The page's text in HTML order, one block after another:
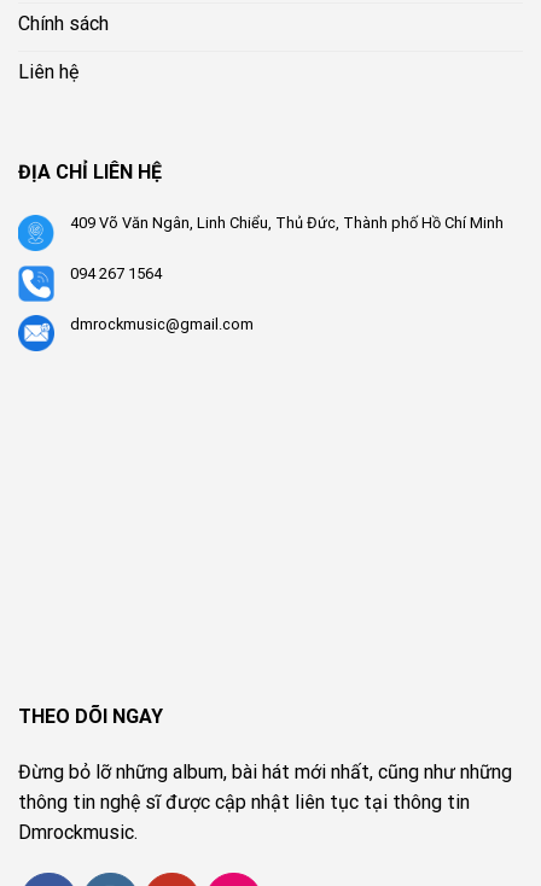
Chính sách
Liên hệ
ĐỊA CHỈ LIÊN HỆ
409 Võ Văn Ngân, Linh Chiểu, Thủ Đức, Thành phố Hồ Chí Minh
094 267 1564
dmrockmusic@gmail.com
THEO DÕI NGAY
Đừng bỏ lỡ những album, bài hát mới nhất, cũng như những
thông tin nghệ sĩ được cập nhật liên tục tại thông tin
Dmrockmusic.